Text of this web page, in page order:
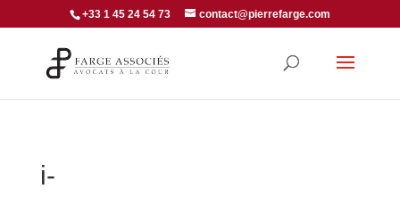
+33 1 45 24 54 73 contact@pierrefarge.com
i-